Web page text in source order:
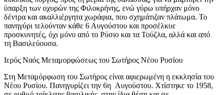
ύπαρξη των οχυρών της Φιλοκρήνης, ενώ γύρω υπήρχαν μόνο
δέντρα και ακαλλιέργητα χωράφια, που σχημάτιζαν πλάτωμα. Το
πανηγύρι τελούνταν κάθε 6 Αυγούστου και προσέλκυε
προσκυνητές, όχι μόνο από το Ρύσιο και τα Τούζλα, αλλά και από
τη Bασιλεύουσα.
Ιερός Ναός Μεταμορφώσεως του Σωτήρος Νέου Ρυσίου
Στη Μεταμόρφωση του Σωτήρος είναι αφιερωμένη η εκκλησία του
Νέου Ρυσίου. Πανηγυρίζει την 6η Αυγούστου. Χτίστηκε το 1958,